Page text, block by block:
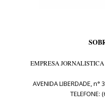
EMPRESA
AVENIDA LIBERDADE, n°
TELEFONE: